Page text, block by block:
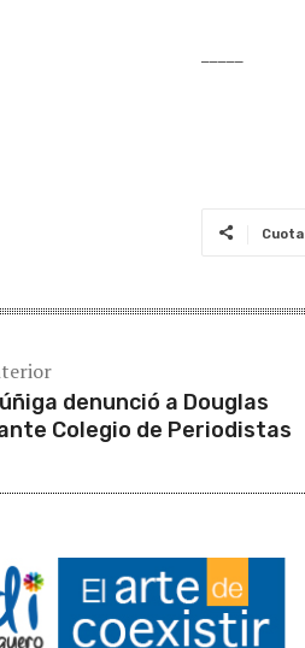
Cuota
denunció a Douglas
Colegio de Periodistas